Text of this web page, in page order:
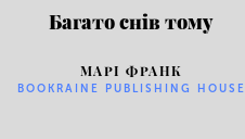
Багато снів тому
МАРІ ФРАНК
BOOKRAINE PUBLISHING HOUSE